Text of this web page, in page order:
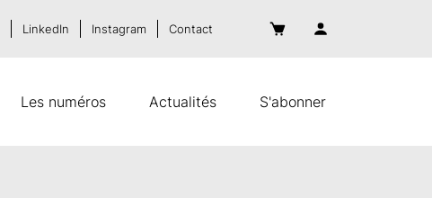
Les numéros Actualités S'abonner
LinkedIn Instagram Contact